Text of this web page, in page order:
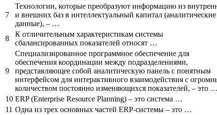
7
Технологии, которые преобразуют информацию из
и внешних баз в интеллектуальный капитал (аналитические
данные), – …
8
К отличительным характеристикам системы
сбалансированных показателей относят …
9
Специализированное программное обеспечение для
обеспечения координации между подразделениями,
представляющее собой аналитическую панель с понятным
интерфейсом для интерактивного взаимодействия с
количеством постоянно изменяющихся показателей, – это
10 ERP (Enterprise Resource Planning) – это система …
11 Одна из трех основных частей ERP-системы – это …